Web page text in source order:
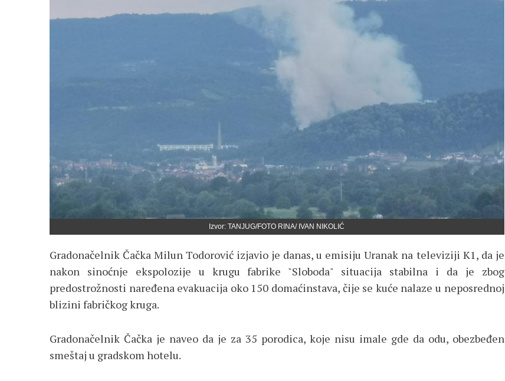
Izvor: TANJUG/FOTO RINA/ IVAN NIKOLIĆ
Gradonačelnik Čačka Milun Todorović izjavio je danas, u emisiju Uranak na televiziji K1, da je
nakon sinoćnje ekspolozije u krugu fabrike "Sloboda" situacija stabilna i da je zbog
predostrožnosti naređena evakuacija oko 150 domaćinstava, čije se kuće nalaze u neposrednoj
blizini fabričkog kruga.
Gradonačelnik Čačka je naveo da je za 35 porodica, koje nisu imale gde da odu, obezbeđen
smeštaj u gradskom hotelu.